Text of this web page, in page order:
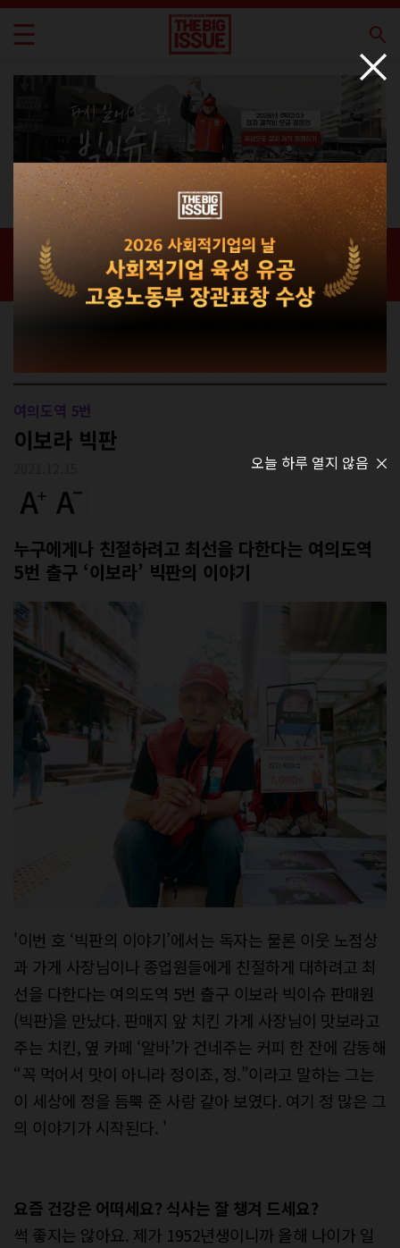
빅이슈 판매원
홈 / 빅이슈 판매원 / 빅이슈 판매원
여의도역 5번
이보라 빅판
누구에게나 친절하려고 최선을 다한다는 여의도역
5번 출구 ‘이보라’ 빅판의 이야기
'이번 호 ‘빅판의 이야기’에서는 독자는 물론 이웃 노점상
과 가게 사장님이나 종업원들에게 친절하게 대하려고 최
선을 다한다는 여의도역 5번 출구 이보라 빅이슈 판매원
(빅판)을 만났다. 판매지 앞 치킨 가게 사장님이 맛보라고
주는 치킨, 옆 카페 ‘알바’가 건네주는 커피 한 잔에 감동해
“꼭 먹어서 맛이 아니라 정이죠, 정.”이라고 말하는 그는
이 세상에 정을 듬뿍 준 사람 같아 보였다. 여기 정 많은 그
의 이야기가 시작된다. '
요즘 건강은 어떠세요? 식사는 잘 챙겨 드세요?
썩 좋지는 않아요. 제가 1952년생이니까 올해 나이가 일
오늘 하루 열지 않음